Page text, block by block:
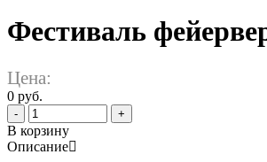
Фестиваль
Цена:
0 руб.
- +
В корзину
Описание